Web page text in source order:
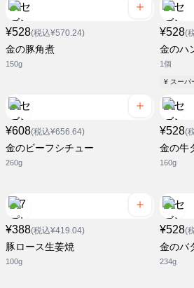
¥528(税込¥570.24)
金の豚角煮
150g
¥528(
金のハ
1個
¥ スー
¥608(税込¥656.64)
金のビーフシチュー
260g
¥528(
金の牛
160g
¥388(税込¥419.04)
豚ロース生姜焼
100g
¥528(
金のバ
234g